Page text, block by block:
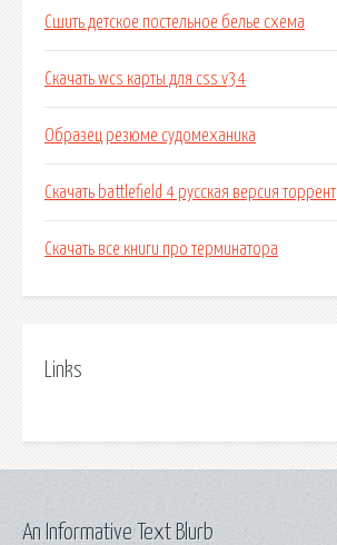
Сшить детское постельное белье схема
Скачать wcs карты для css v34
Образец резюме судомеханика
Скачать battlefield 4 русская версия торрент
Скачать все книги про терминатора
Links
An Informative Text Blurb